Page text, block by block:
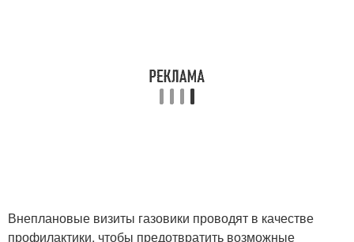
Внеплановые визиты газовики проводят в качестве
профилактики, чтобы предотвратить возможные